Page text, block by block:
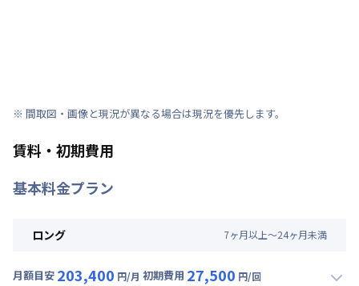
※ 間取図・画像と現況が異なる場合は現況を優先します。
賃料・初期費用
基本料金プラン
ロング 7ヶ月以上～24ヶ月未満
月額目安 203,400 円/月 初期費用 27,500 円/回